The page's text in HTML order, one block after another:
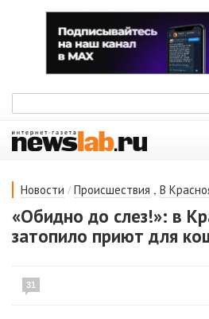
Новости / Происшествия , В
«Обидно до слез!»: в
затопило приют для
31